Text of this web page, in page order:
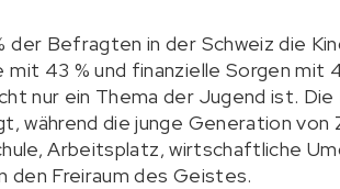
der Befragten in der Schweiz die
43 % und finanzielle Sorgen mit
nur ein Thema der Jugend ist.
während die junge Generation
Arbeitsplatz, wirtschaftliche
den Freiraum des Geistes.